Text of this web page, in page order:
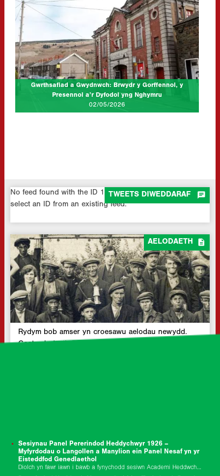
Gwrthsafiad a Gwydnwch: Brwydr y Gorffennol, y
Presennol a’r Dyfodol yng Nghymru
02/05/2026
02/05/2026
at Tylorstown Welfare Hall, East Rd, Tylorstown, Rhondda CF43
3DA
Dywedodd AJ Cook unwaith y bydd y rhai “sy’n fodlon ymladd
dros achos bob amser yn dod o hyd i’r ffordd, hyd yn oed…
CLICK TO READ MORE...
TWEETS DIWEDDARAF 
No feed found with the ID 1. Go to theAll Feeds page
and
select an ID from an existing feed.
AELODAETH 
Rydym bob amser yn croesawu aelodau newydd.
Cost aelodaeth flynyddol £15 i unigolion (cyflogedig)
Sesiynau Panel Pererindod Heddychwyr 1926 –
Myfyrdodau o Langollen a Manylion ein Panel Nesaf yn yr
Eisteddfod Genedlaethol
Diolch yn fawr iawn i bawb a fynychodd sesiwn Academi Heddwch Cymru a Llafur i nodi canmlwyddiant Pererindod Heddychwyr 1926 ddydd Gwener y 10fed o Orffennaf.…